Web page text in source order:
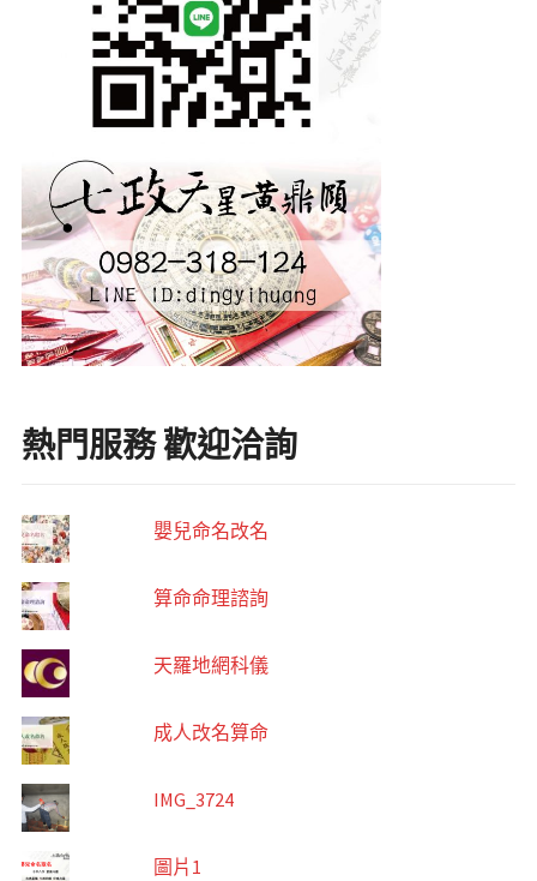
熱門服務 歡迎洽詢
嬰兒命名改名
算命命理諮詢
天羅地網科儀
成人改名算命
IMG_3724
圖片1